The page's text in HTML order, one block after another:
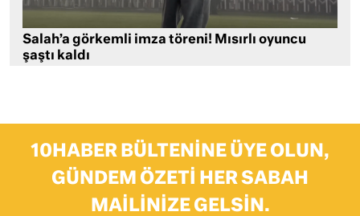
Salah’a görkemli imza töreni! Mısırlı oyuncu
şaştı kaldı
10HABER BÜLTENINE ÜYE OLUN,
GÜNDEM ÖZETI HER SABAH
MAILINIZE GELSIN.